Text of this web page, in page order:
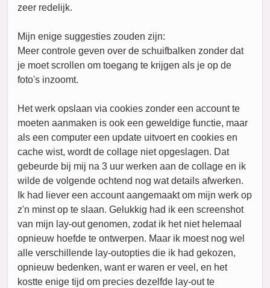
zeer redelijk.
Mijn enige suggesties zouden zijn:
Meer controle geven over de schuifbalken zonder dat
je moet scrollen om toegang te krijgen als je op de
foto's inzoomt.
Het werk opslaan via cookies zonder een account te
moeten aanmaken is ook een geweldige functie, maar
als een computer een update uitvoert en cookies en
cache wist, wordt de collage niet opgeslagen. Dat
gebeurde bij mij na 3 uur werken aan de collage en ik
wilde de volgende ochtend nog wat details afwerken.
Ik had liever een account aangemaakt om mijn werk op
z'n minst op te slaan. Gelukkig had ik een screenshot
van mijn lay-out genomen, zodat ik het niet helemaal
opnieuw hoefde te ontwerpen. Maar ik moest nog wel
alle verschillende lay-outopties die ik had gekozen,
opnieuw bedenken, want er waren er veel, en het
kostte enige tijd om precies dezelfde lay-out te